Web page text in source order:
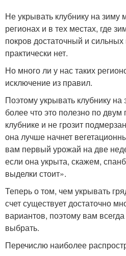
Не укрывать клубнику на
регионах и в тех местах, где
покров достаточный и
практически нет.
Но много ли у нас таких
исключение из правил.
Поэтому укрывать клубнику
более что это полезно по
клубнике и не грозит
она лучше начнет
вам первый урожай на две
если она укрыта, скажем,
выделки стоит».
Теперь о том, чем укрывать
счет существует достаточно
вариантов, поэтому вам
выбрать.
Перечислю наиболее